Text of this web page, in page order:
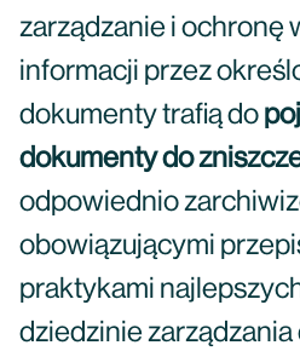
zarządzanie i ochronę
informacji przez
dokumenty trafią do
dokumenty do
odpowiednio
obowiązującymi
praktykami
dziedzinie zarządzania